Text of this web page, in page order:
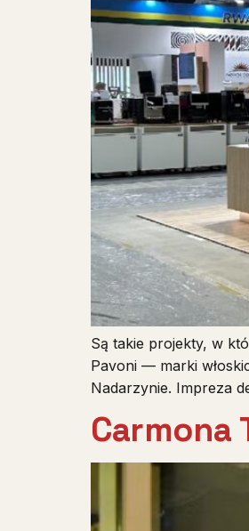
Są takie projekty, w
Pavoni — marki
Nadarzynie. Impreza
Carmona